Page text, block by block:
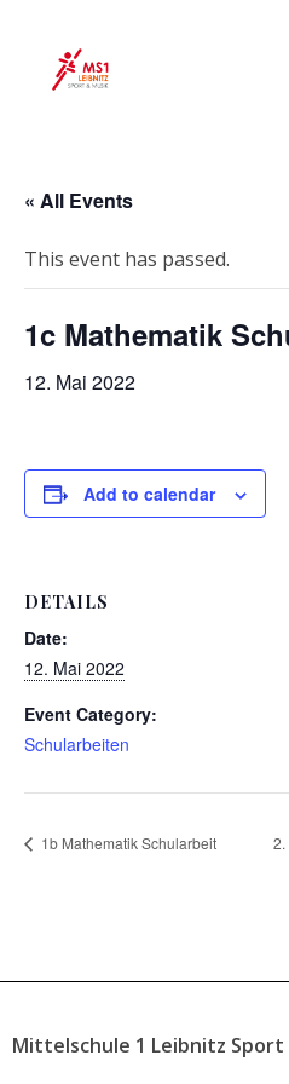
« All Events
This event has passed.
1c Mathematik
12. Mai 2022
Add to calendar
DETAILS
Date:
12. Mai 2022
Event Category:
Schularbeiten
1b Mathematik Schularbeit 2.
Mittelschule 1 Leibnitz Sport